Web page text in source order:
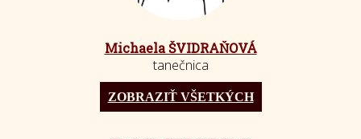
Michaela ŠVIDRAŇOVÁ
tanečnica
ZOBRAZIŤ VŠETKÝCH